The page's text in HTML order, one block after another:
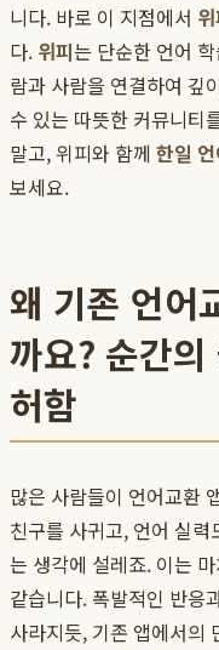
니다. 바로 이 지점에서
다. 위피는 단순한 언어
람과 사람을 연결하여 깊
수 있는 따뜻한 커뮤니티
말고, 위피와 함께 한일
보세요.
왜 기존 언어
까요? 순간
허함
많은 사람들이 언어교환
친구를 사귀고, 언어 실
는 생각에 설레죠. 이는
같습니다. 폭발적인 반응
사라지듯, 기존 앱에서의